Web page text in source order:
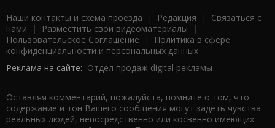
Наши контакты и схема проезда | Редакция | Связаться с
нами | Разместить свои видеоматериалы |
Пользовательское Соглашение |
Политика в сфере
конфиденциальности и персональных данных
Реклама на сайте: Отдел продаж digital рекламы
Оставляя комментарий, пожалуйста, помните о том, что
содержание и тон Вашего сообщения могут задеть чувства
реальных людей, непосредственно или косвенно имеющих